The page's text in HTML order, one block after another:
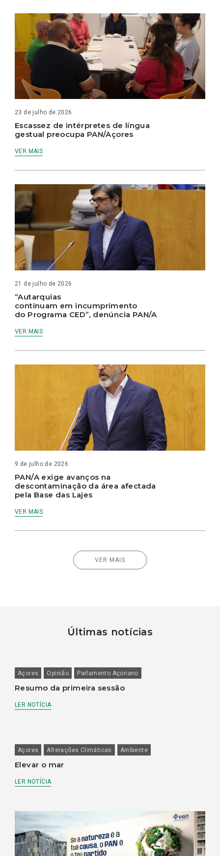
23 de julho de 2026
Escassez de intérpretes de língua
gestual preocupa PAN/Açores
VER MAIS
21 de julho de 2026
“Autarquias
continuam em incumprimento
do Programa CED”, denúncia PAN/A
VER MAIS
9 de julho de 2026
PAN/A exige avanços na
descontaminação da área afectada
pela Base das Lajes
VER MAIS
VER MAIS
Últimas notícias
Açores Opinião Parlamento Açoriano
Resumo da primeira sessão
LER NOTÍCIA
Açores Alterações Climáticas Ambiente
Elevar o mar
LER NOTÍCIA